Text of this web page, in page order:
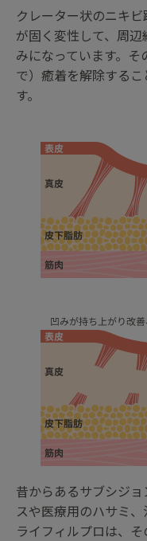
クレーター状のニキ
が固く変性して、周
みになっています。
で）癒着を解除する
す。
昔からあるサブシジ
スや医療用のハサミ
ライフィルプロは、